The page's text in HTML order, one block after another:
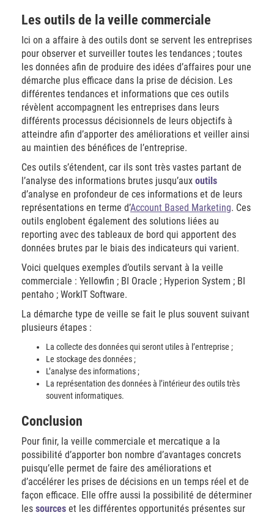
Les outils de la veille commerciale
Ici on a affaire à des outils dont se servent les entreprises
pour observer et surveiller toutes les tendances ; toutes
les données afin de produire des idées d’affaires pour une
démarche plus efficace dans la prise de décision. Les
différentes tendances et informations que ces outils
révèlent accompagnent les entreprises dans leurs
différents processus décisionnels de leurs objectifs à
atteindre afin d’apporter des améliorations et veiller ainsi
au maintien des bénéfices de l’entreprise.
Ces outils s’étendent, car ils sont très vastes partant de
l’analyse des informations brutes jusqu’aux outils
d’analyse en profondeur de ces informations et de leurs
représentations en terme d’Account Based Marketing. Ces
outils englobent également des solutions liées au
reporting avec des tableaux de bord qui apportent des
données brutes par le biais des indicateurs qui varient.
Voici quelques exemples d’outils servant à la veille
commerciale : Yellowfin ; BI Oracle ; Hyperion System ; BI
pentaho ; WorkIT Software.
La démarche type de veille se fait le plus souvent suivant
plusieurs étapes :
La collecte des données qui seront utiles à l’entreprise ;
Le stockage des données ;
L’analyse des informations ;
La représentation des données à l’intérieur des outils très
souvent informatiques.
Conclusion
Pour finir, la veille commerciale et mercatique a la
possibilité d’apporter bon nombre d’avantages concrets
puisqu’elle permet de faire des améliorations et
d’accélérer les prises de décisions en un temps réel et de
façon efficace. Elle offre aussi la possibilité de déterminer
les sources et les différentes opportunités présentes sur